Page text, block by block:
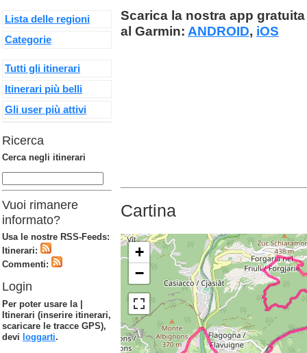
Scarica la nostra app
al Garmin: ANDROID, iOS
Cartina
+
−
Lista delle regioni
Categorie
Tutti gli itinerari
Itinerari più belli
Gli user più attivi
Ricerca
Cerca negli itinerari
Vuoi rimanere
informato?
Usa le nostre RSS-Feeds:
Itinerari:
Commenti:
Login
Per poter usare la |
Itinerari (inserire itinerari,
scaricare le tracce GPS),
devi loggarti.